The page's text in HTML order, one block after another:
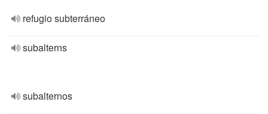
refugio subterráneo
subalterns
subalternos